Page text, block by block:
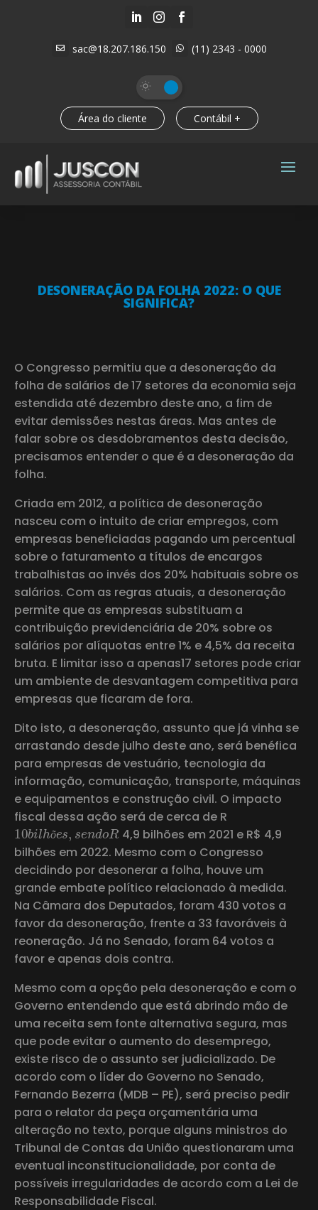
  
 sac@18.207.186.150  (11) 2343 - 0000
Área do cliente Contábil +
DESONERAÇÃO DA FOLHA 2022: O QUE
SIGNIFICA?
O Congresso permitiu que a desoneração da
folha de salários de 17 setores da economia seja
estendida até dezembro deste ano, a fim de
evitar demissões nestas áreas. Mas antes de
falar sobre os desdobramentos desta decisão,
precisamos entender o que é a desoneração da
folha.
Criada em 2012, a política de desoneração
nasceu com o intuito de criar empregos, com
empresas beneficiadas pagando um percentual
sobre o faturamento a títulos de encargos
trabalhistas ao invés dos 20% habituais sobre os
salários. Com as regras atuais, a desoneração
permite que as empresas substituam a
contribuição previdenciária de 20% sobre os
salários por alíquotas entre 1% e 4,5% da receita
bruta. E limitar isso a apenas17 setores pode criar
um ambiente de desvantagem competitiva para
empresas que ficaram de fora.
Dito isto, a desoneração, assunto que já vinha se
arrastando desde julho deste ano, será benéfica
para empresas de vestuário, tecnologia da
informação, comunicação, transporte, máquinas
e equipamentos e construção civil. O impacto
fiscal dessa ação será de cerca de R
õ
10bilhões,s endoR
4,9 bilhões em 2021 e R$ 4,9
bilhões em 2022. Mesmo com o Congresso
decidindo por desonerar a folha, houve um
grande embate político relacionado à medida.
Na Câmara dos Deputados, foram 430 votos a
favor da desoneração, frente a 33 favoráveis à
reoneração. Já no Senado, foram 64 votos a
favor e apenas dois contra.
Mesmo com a opção pela desoneração e com o
Governo entendendo que está abrindo mão de
uma receita sem fonte alternativa segura, mas
que pode evitar o aumento do desemprego,
existe risco de o assunto ser judicializado. De
acordo com o líder do Governo no Senado,
Fernando Bezerra (MDB – PE), será preciso pedir
para o relator da peça orçamentária uma
alteração no texto, porque alguns ministros do
Tribunal de Contas da União questionaram uma
eventual inconstitucionalidade, por conta de
possíveis irregularidades de acordo com a Lei de
Responsabilidade Fiscal.